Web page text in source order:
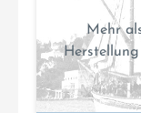
Mehr